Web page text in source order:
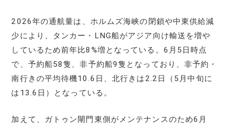
2026年の通航量は、ホルムズ海峡の閉鎖や中東供給減
少により、タンカー・LNG船がアジア向け輸送を増や
しているため前年比8%増となっている。6月5日時点
で、予約船58隻、非予約船9隻となっており、非予約・
南行きの平均待機10.6日、北行きは2.2日（5月中旬に
は13.6日）となっている。
加えて、ガトゥン閘門東側がメンテナンスのため6月